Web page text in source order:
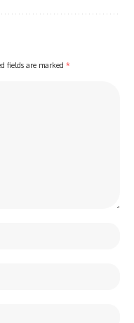
fields are marked *